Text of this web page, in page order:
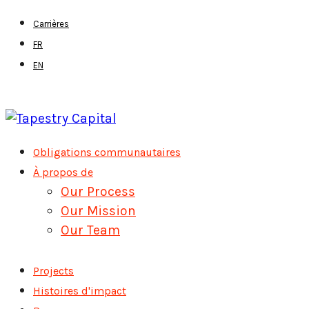
Skip
main
Carrières
FR
EN
MenuObligations communautaires
À propos de
Our Process
Our Mission
Our Team
Projects
Histoires d'impact